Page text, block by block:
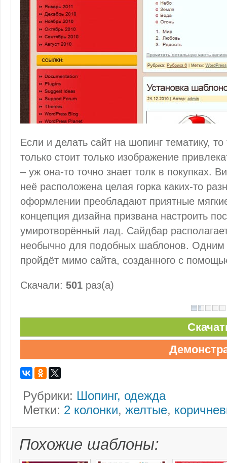
Если и делать сайт на шопинг тематику,
только стоит только изображение
– уж она-то точно знает толк в покупках.
неё расположена целая горка каких-то
оформлении преобладают приятные
концепция дизайна призвана настроить
умиротворённый лад. Сайдбар
необычно для подобных шаблонов.
пройдёт мимо сайта, созданного с
Скачали: 501 раз(а)
Рубрики: Шопинг, одежда
Метки: 2 колонки, желтые,
Похожие шаблоны: